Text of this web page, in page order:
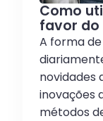
Como
favor do
A forma
novidades
inovações
métodos